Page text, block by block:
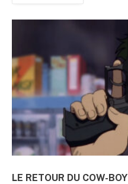
LE RETOUR DU COW-BOY